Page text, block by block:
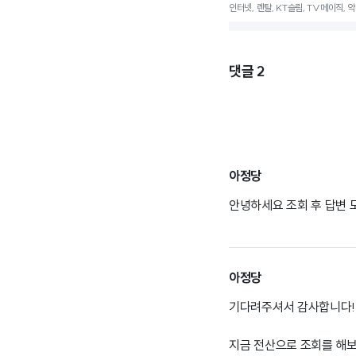
인터넷, 렌탈, KT슬림, TV메이직,
댓글2
아정당
안녕하세요 조회 후 답변
아정당
기다려주셔서 감사합니다!
지금 전산으로 조회를 해